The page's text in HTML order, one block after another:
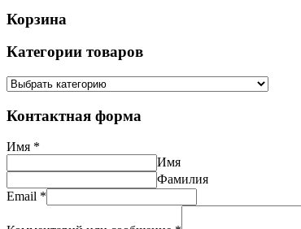
Корзина
Категории товаров
Контактная форма
Имя *
Имя
Фамилия
Email *